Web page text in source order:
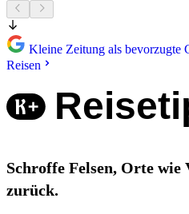
Kleine Zeitung als bevorzugte
Reisen
Schroffe Felsen, Orte
zurück.